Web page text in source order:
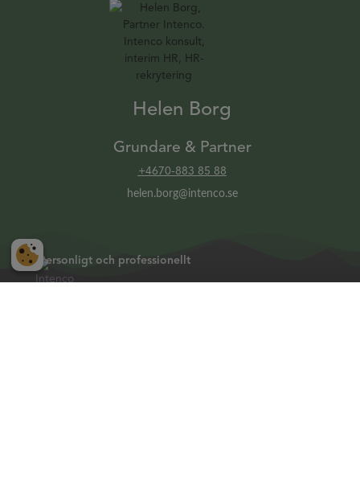
Helen Borg
Grundare & Partner
+4670-883 85 88
helen.borg@intenco.se
Personligt och professionellt